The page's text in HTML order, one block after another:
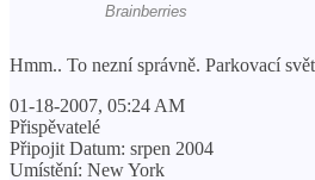
Hmm.. To nezní správně. Parkovací
01-18-2007, 05:24 AM
Přispěvatelé
Připojit Datum: srpen 2004
Umístění: New York